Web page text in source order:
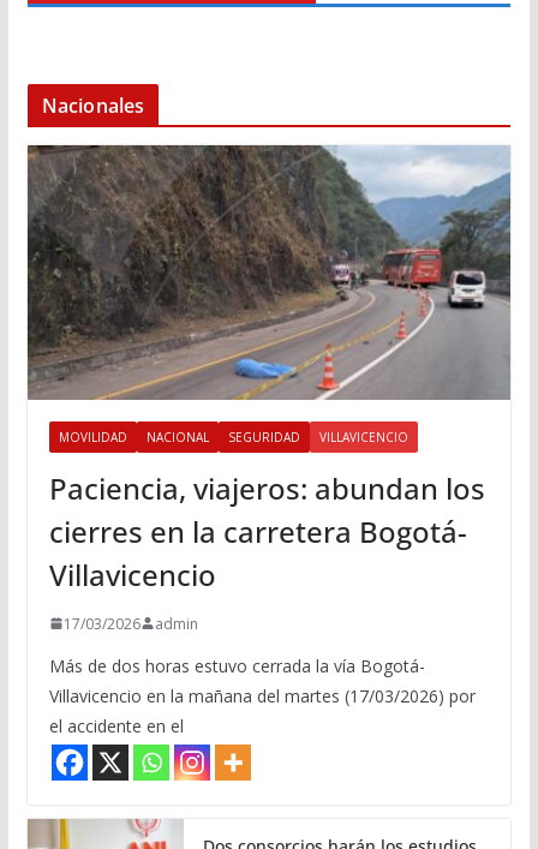
Nacionales
MOVILIDAD NACIONAL SEGURIDAD VILLAVICENCIO
Paciencia, viajeros: abundan los
cierres en la carretera Bogotá-
Villavicencio
17/03/2026 admin
Más de dos horas estuvo cerrada la vía Bogotá-
Villavicencio en la mañana del martes (17/03/2026) por
el accidente en el